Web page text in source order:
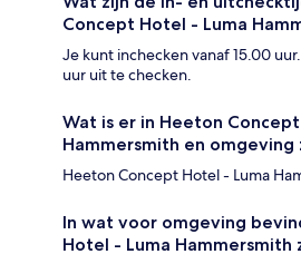
Concept Hotel - Luma
Je kunt inchecken vanaf 15.00
uur uit te checken.
Wat is er in Heeton
Hammersmith en omgeving
Heeton Concept Hotel - Luma
In wat voor omgeving
Hotel - Luma Hammersmith